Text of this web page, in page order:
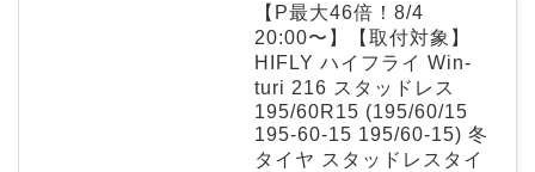
【P最大46倍！8/4
20:00〜】【取付対象】
HIFLY ハイフライ Win-
turi 216 スタッドレス
195/60R15 (195/60/15
195-60-15 195/60-15) 冬
タイヤ スタッドレスタイ